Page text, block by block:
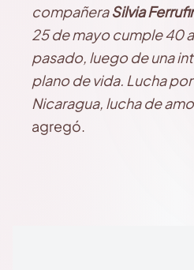
compañeraSilvia
25 de mayo cumple 40
pasado, luego de una
plano de vida. Lucha
Nicaragua, lucha de
agregó.